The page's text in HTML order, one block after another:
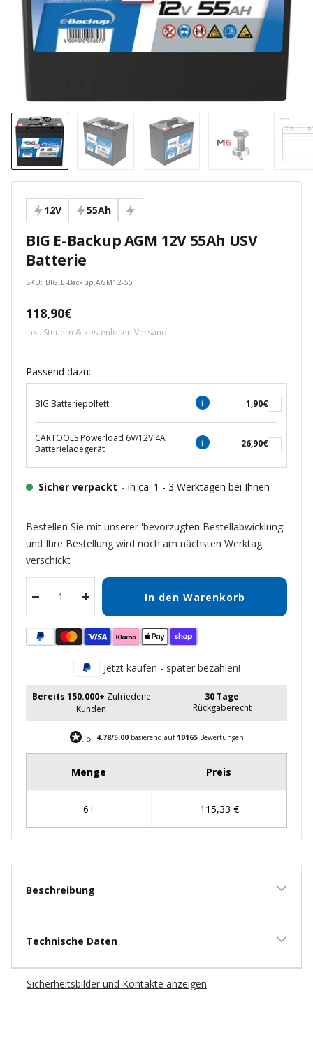
12V 55Ah
BIG E-Backup AGM 12V 55Ah USV
Batterie
SKU: BIG.E-Backup.AGM12-55
Angebotspreis
118,90€
Inkl. Steuern & kostenlosen Versand
Passend dazu:
BIG Batteriepolfett 1,90€
CARTOOLS Powerload 6V/12V 4A
Batterieladegerät
26,90€
Sicher verpackt - in ca. 1 - 3 Werktagen bei Ihnen
Bestellen Sie mit unserer 'bevorzugten Bestellabwicklung'
und Ihre Bestellung wird noch am nächsten Werktag
verschickt
Menge
verringern
Menge
erhöhen
In den Warenkorb
Jetzt kaufen - später bezahlen!
Bereits 150.000+ Zufriedene
Kunden
30 Tage
Rückgaberecht
4.78/5.00basierend auf 10165Bewertungen
Beschreibung
Technische Daten
Sicherheitsbilder und Kontakte anzeigen